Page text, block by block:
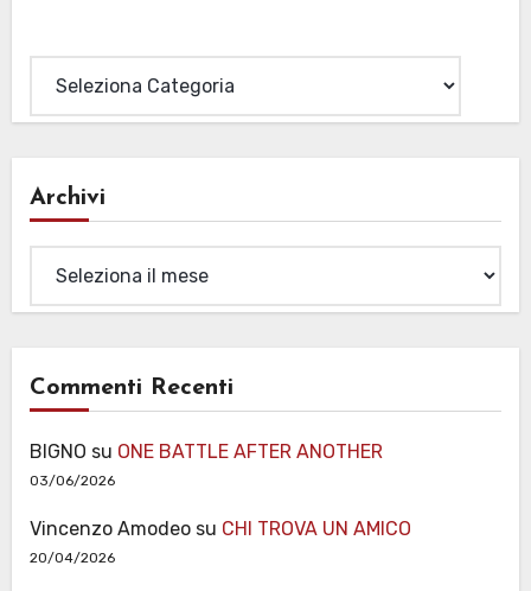
Archivi
Commenti Recenti
BIGNO su ONE BATTLE AFTER ANOTHER
03/06/2026
Vincenzo Amodeosu CHI TROVA UN AMICO
20/04/2026